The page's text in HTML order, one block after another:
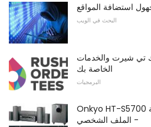
استضافة المواقع
البحث في الويب
تي شيرت والخدمات
الخاصة بك
البرمجيات
Onkyo HT-S5700 نظام المسرح المنزلي في علبة
- الملف الشخصي